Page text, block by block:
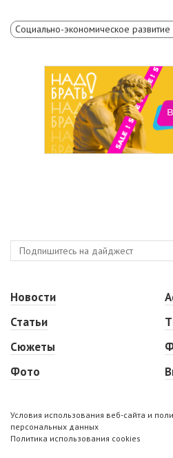
Социально-экономическое развитие
Новости
Статьи
Сюжеты
Фото
Условия использования веб-сайта и
персональных данных
Политика использования cookies